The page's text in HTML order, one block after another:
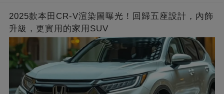
2025款本田CR-V渲染圖曝光！回歸五座設計，內飾
升級，更實用的家用SUV